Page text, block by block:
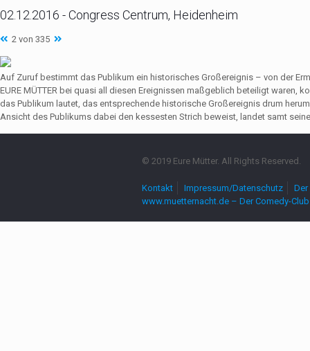
02.12.2016 - Congress Centrum, Heidenheim
2 von 335
Auf Zuruf bestimmt das Publikum ein historisches Großereignis – von der
EURE MÜTTER bei quasi all diesen Ereignissen maßgeblich beteiligt waren,
das Publikum lautet, das entsprechende historische Großereignis drum
Ansicht des Publikums dabei den kessesten Strich beweist, landet samt
© 2019 Eure Mütter. All Rights Reserved.
Kontakt Impressum/Datenschutz
www.muetternacht.de – Der Comedy-Club